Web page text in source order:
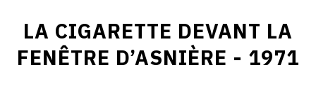
LA CIGARETTE DEVANT LA
FENÊTRE D’ASNIÈRE - 1971